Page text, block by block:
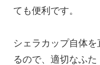
ても便利です。
シェラカップ自体
るので、適切なふ